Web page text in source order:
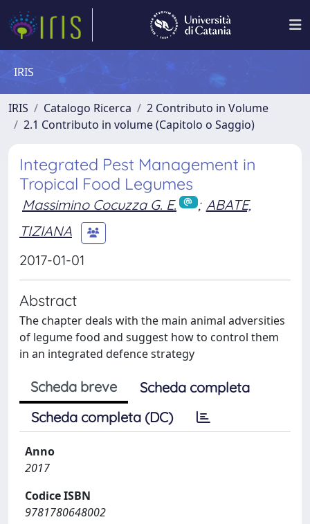
IRIS
IRIS Catalogo Ricerca
2 Contributo in Volume
2.1 Contributo in volume (Capitolo o Saggio)
Integrated Pest Management in
Tropical Food Legumes
Massimino Cocuzza G. E. ; ABATE,
TIZIANA
2017-01-01
Abstract
The chapter deals with the main animal adversities
of legume food and suggest how to control them
in an integrated defence strategy
Scheda breve
Scheda completa
Scheda completa (DC)
Anno
2017
Codice ISBN
9781780648002